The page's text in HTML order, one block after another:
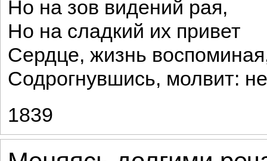
Но на зов видений рая,
Но на сладкий их привет
Сердце, жизнь
Содрогнувшись, молвит:
1839